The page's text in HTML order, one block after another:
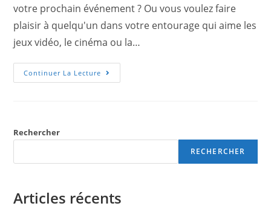
votre prochain événement ? Ou vous voulez faire
plaisir à quelqu'un dans votre entourage qui aime les
jeux vidéo, le cinéma ou la…
Continuer La Lecture
Rechercher
RECHERCHER
Articles récents